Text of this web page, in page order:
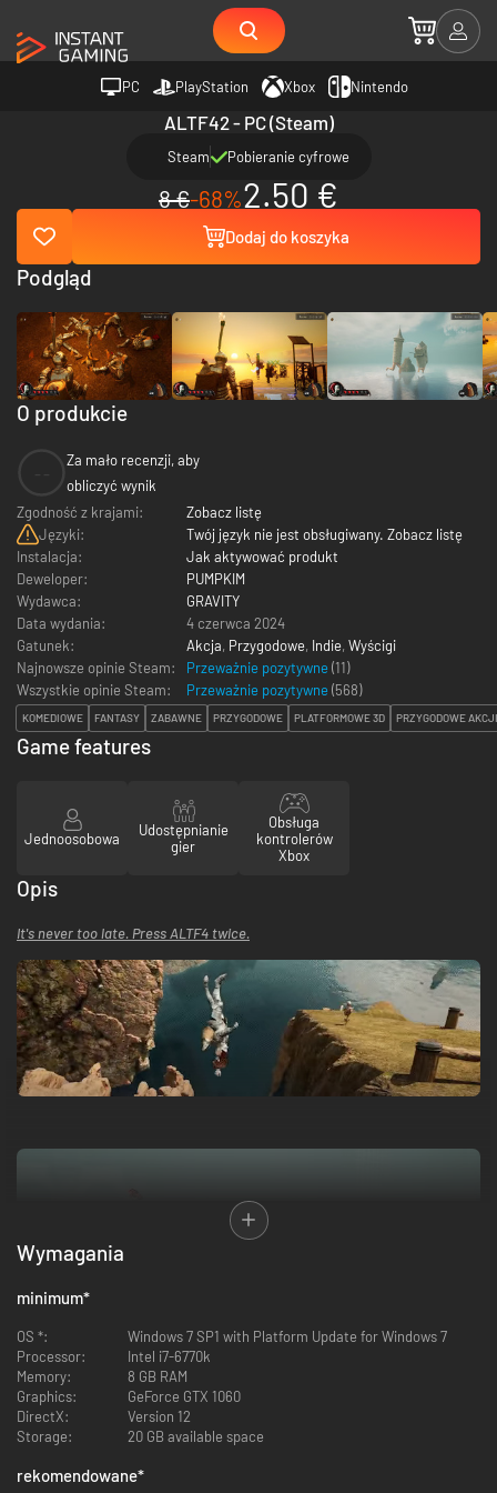
PC PlayStation Xbox Nintendo
ALTF42 - PC (Steam)
Steam Pobieranie cyfrowe
8 €-68%2.50 €
Dodaj do koszyka
O produkcie
Za mało recenzji, aby
obliczyć wynik
Zgodność z krajami:
Zobacz listę
Języki:
Twój język nie jest obsługiwany. Zobacz listę
Instalacja:
Jak aktywować produkt
Deweloper:
PUMPKIM
Wydawca:
GRAVITY
Data wydania:
4 czerwca 2024
Gatunek:
Akcja, Przygodowe, Indie, Wyścigi
Najnowsze opinie Steam:
Przeważnie pozytywne (11)
Wszystkie opinie Steam:
Przeważnie pozytywne (568)
KOMEDIOWE FANTASY ZABAWNE PRZYGODOWE PLATFORMOWE 3D PRZYGODOWE AKCJI
Podgląd
Game features
Jednoosobowa
Udostępnianie
gier
Obsługa
kontrolerów
Xbox
Opis
It's never too late. Press ALTF4 twice.
the traps and reach the goal.
The main character, Don Quixote, will face many trials in his quest to
rescue the king from his new chicken form.
and overcome the various emotions within yourselves.
Wymagania
minimum*
OS *:
Windows 7 SP1 with Platform Update for Windows 7
Processor:
Intel i7-6770k
Memory:
8 GB RAM
Graphics:
GeForce GTX 1060
DirectX:
Version 12
Storage:
20 GB available space
rekomendowane*